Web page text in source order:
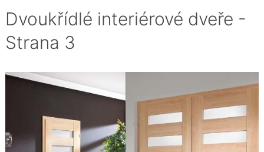
Dvoukřídlé interiérové dveře -
Strana 3